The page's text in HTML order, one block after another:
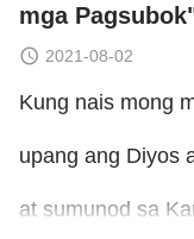
mga
2021-08-02
Kung nais mong
upang ang Diyos
at sumunod sa